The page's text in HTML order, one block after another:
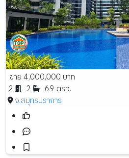
ขาย 4,000,000 บาท
2
2
69 ตรว.
จ.สมุทรปราการ